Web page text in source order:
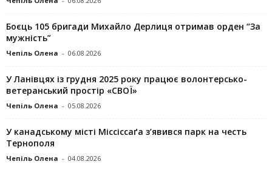
Боєць 105 бригади Михайло Дерлиця отримав орден “За
мужність”
Чепіль Олена - 06.08.2026
У Ланівцях із грудня 2025 року працює волонтерсько-
ветеранський простір «СВОЇ»
Чепіль Олена - 05.08.2026
У канадському місті Міссіссаґа з’явився парк на честь
Тернополя
Чепіль Олена - 04.08.2026